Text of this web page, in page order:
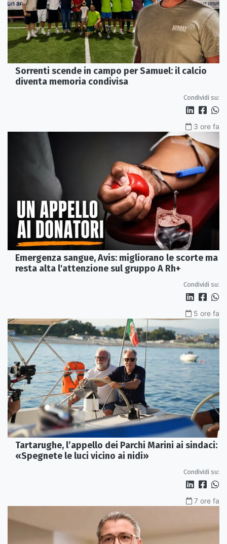
Sorrenti scende in campo per Samuel: il calcio
diventa memoria condivisa
Condividi su:
3 ore fa
Emergenza sangue, Avis: migliorano le scorte ma
resta alta l'attenzione sul gruppo A Rh+
Condividi su:
5 ore fa
Tartarughe, l’appello dei Parchi Marini ai sindaci:
«Spegnete le luci vicino ai nidi»
Condividi su:
7 ore fa